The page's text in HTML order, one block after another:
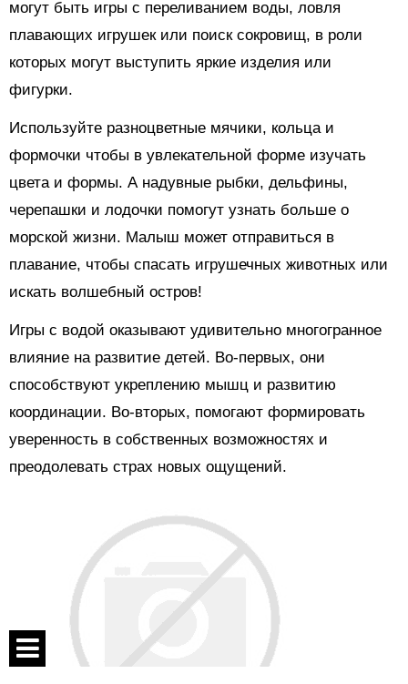
могут быть игры с переливанием воды, ловля
плавающих игрушек или поиск сокровищ, в роли
которых могут выступить яркие изделия или
фигурки.
Используйте разноцветные мячики, кольца и
формочки чтобы в увлекательной форме изучать
цвета и формы. А надувные рыбки, дельфины,
черепашки и лодочки помогут узнать больше о
морской жизни. Малыш может отправиться в
плавание, чтобы спасать игрушечных животных или
искать волшебный остров!
Игры с водой оказывают удивительно многогранное
влияние на развитие детей. Во-первых, они
способствуют укреплению мышц и развитию
координации. Во-вторых, помогают формировать
уверенность в собственных возможностях и
преодолевать страх новых ощущений.